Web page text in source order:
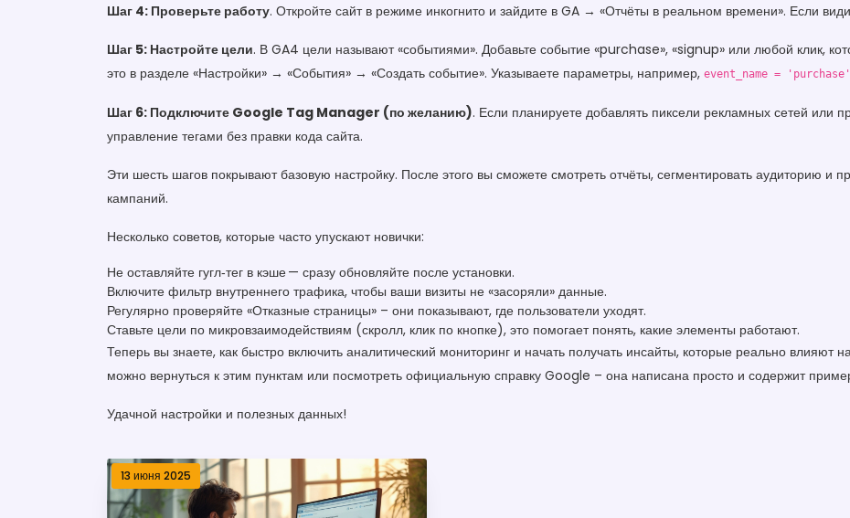
Шаг 4: Проверьте работу. Откройте сайт в режиме инкогнито и зайдите в GA → «Отчёты в реальном времени». Если
Шаг 5: Настройте цели. В GA4 цели называют «событиями». Добавьте событие «purchase», «signup» или любой клик,
это в разделе «Настройки» → «События» → «Создать событие». Указываете параметры, например, event_name = 'purchase'
Шаг 6: Подключите Google Tag Manager (по желанию). Если планируете добавлять пиксели рекламных сетей или
управление тегами без правки кода сайта.
Эти шесть шагов покрывают базовую настройку. После этого вы сможете смотреть отчёты, сегментировать аудиторию и
кампаний.
Несколько советов, которые часто упускают новички:
Не оставляйте гугл‑тег в кэше — сразу обновляйте после установки.
Включите фильтр внутреннего трафика, чтобы ваши визиты не «засоряли» данные.
Регулярно проверяйте «Отказные страницы» – они показывают, где пользователи уходят.
Ставьте цели по микровзаимодействиям (скролл, клик по кнопке), это помогает понять, какие элементы работают.
Теперь вы знаете, как быстро включить аналитический мониторинг и начать получать инсайты, которые реально влияют
можно вернуться к этим пунктам или посмотреть официальную справку Google – она написана просто и содержит
Удачной настройки и полезных данных!
13 июня 2025